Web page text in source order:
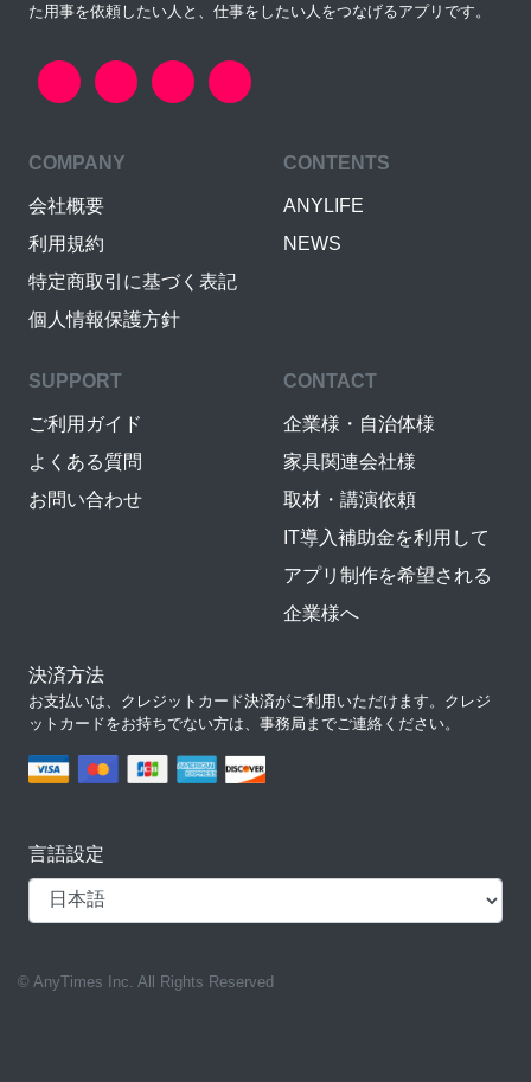
た用事を依頼したい人と、仕事をしたい人をつなげるアプリです。
COMPANY
会社概要
利用規約
特定商取引に基づく表記
個人情報保護方針
CONTENTS
ANYLIFE
NEWS
SUPPORT
ご利用ガイド
よくある質問
お問い合わせ
CONTACT
企業様・自治体様
家具関連会社様
取材・講演依頼
IT導入補助金を利用して
アプリ制作を希望される
企業様へ
決済方法
お支払いは、クレジットカード決済がご利用いただけます。クレジ
ットカードをお持ちでない方は、事務局までご連絡ください。
言語設定
© AnyTimes Inc. All Rights Reserved